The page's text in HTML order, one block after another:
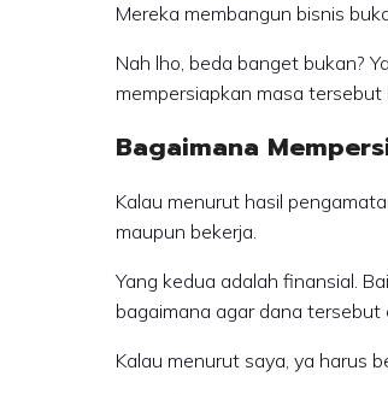
Mereka membangun bisnis
Nah lho, beda banget bukan?
mempersiapkan masa
Bagaimana
Kalau menurut hasil
maupun bekerja.
Yang kedua adalah finansial.
bagaimana agar dana
Kalau menurut saya, ya harus